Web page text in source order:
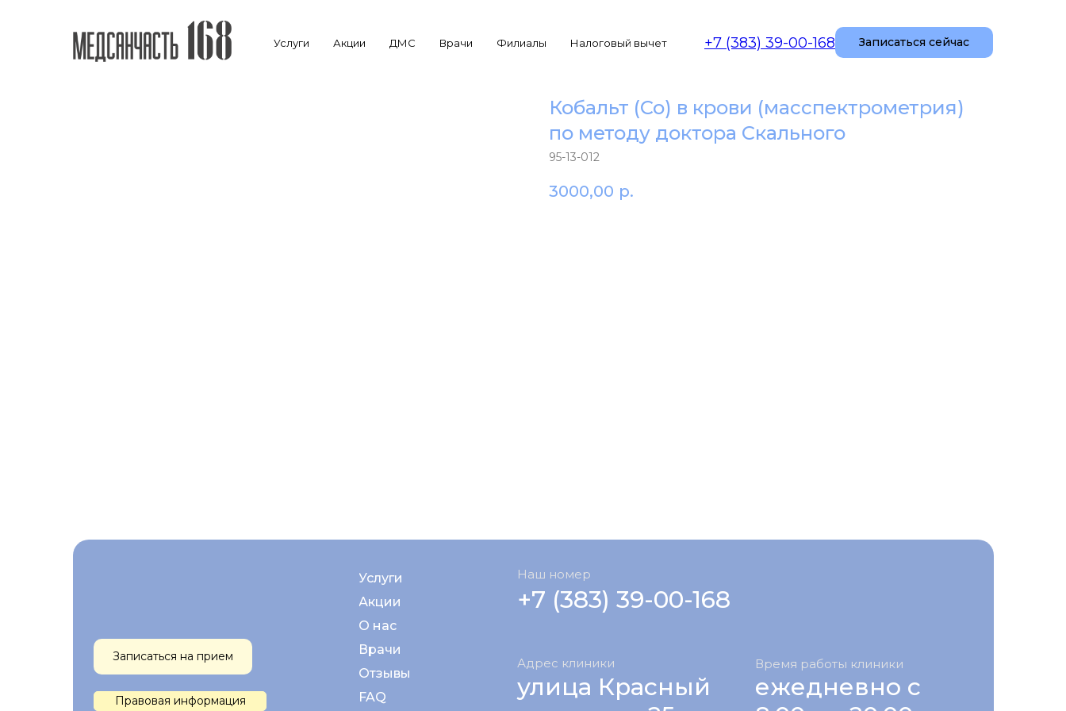
Услуги Акции ДМС Врачи Филиалы Налоговый вычет +7 (383) 39-00-168 Записаться сейчас
Кобальт (Co) в крови (масспектрометрия)
по методу доктора Скального
95-13-012
3000,00 р.
Услуги
Правовая информация
Акции
Врачи
О нас
+7 (383) 39-00-168
Отзывы
FAQ
Наш номер
ежедневно с
Время работы клиники
Адрес клиники
улица Красный
Записаться на прием